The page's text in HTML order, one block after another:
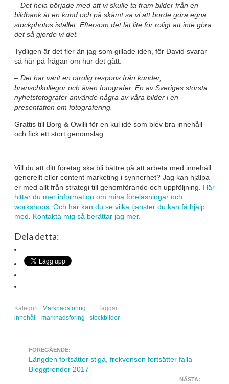
– Det hela började med att vi skulle ta fram bilder från en
bildbank åt en kund och på skämt sa vi att borde göra egna
stockphotos istället. Eftersom det lät lite för roligt att inte göra
det så gjorde vi det.
Tydligen är det fler än jag som gillade idén, för David svarar
så här på frågan om hur det gått:
– Det har varit en otrolig respons från kunder,
branschkollegor och även fotografer. En av Sveriges största
nyhetsfotografer använde några av våra bilder i en
presentation om fotografering.
Grattis till Borg & Owilli för en kul idé som blev bra innehåll
och fick ett stort genomslag.
Vill du att ditt företag ska bli bättre på att arbeta med innehåll
generellt eller content marketing i synnerhet? Jag kan hjälpa
er med allt från strategi till genomförande och uppföljning. Här
hittar du mer information om mina föreläsningar och
workshops Och här kan du se vilka tjänster du kan få hjälp
med
Kontakta mig så berättar jag mer.
Dela detta:
Kategori: Marknadsföring
Taggar:
innehåll
marknadsföring stockbilder
Navigera inlägg
FÖREGÅENDE:
Längden fortsätter stiga, frekvensen fortsätter falla –
Bloggtrender 2017
NÄSTA: